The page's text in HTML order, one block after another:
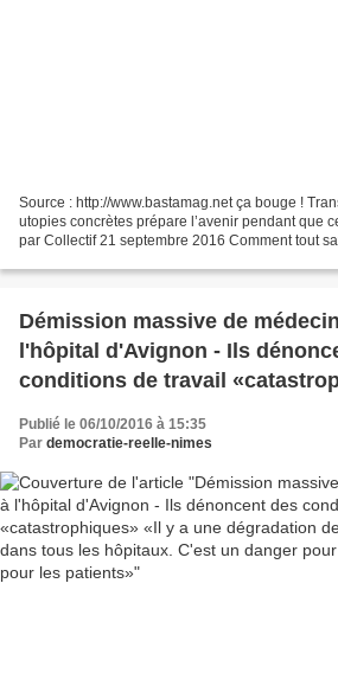
Source : http://www.bastamag.net ça bouge !
utopies concrètes prépare l’avenir pendant que
par Collectif 21 septembre 2016 Comment tout
Démission massive de
l'hôpital d'Avignon - Ils
conditions de travail
une dégradation des
tous les hôpitaux. C'est un
Publié le 06/10/2016 à 15:35
Par democratie-reelle-nimes